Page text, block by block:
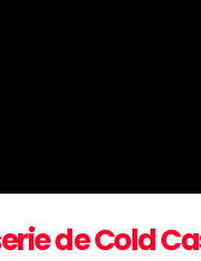
de Cold